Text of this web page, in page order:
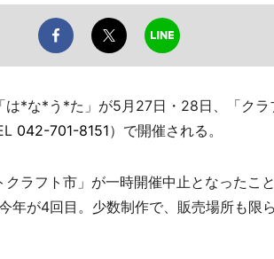
*な*う*た」が5月27日・28日、「クラ
042-701-8151）で開催される。
ラフト市」が一時開催中止となったこ
年が4回目。少数制作で、販売場所も限